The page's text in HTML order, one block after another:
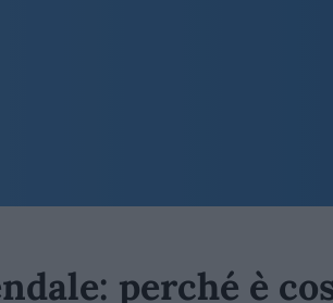
perché è